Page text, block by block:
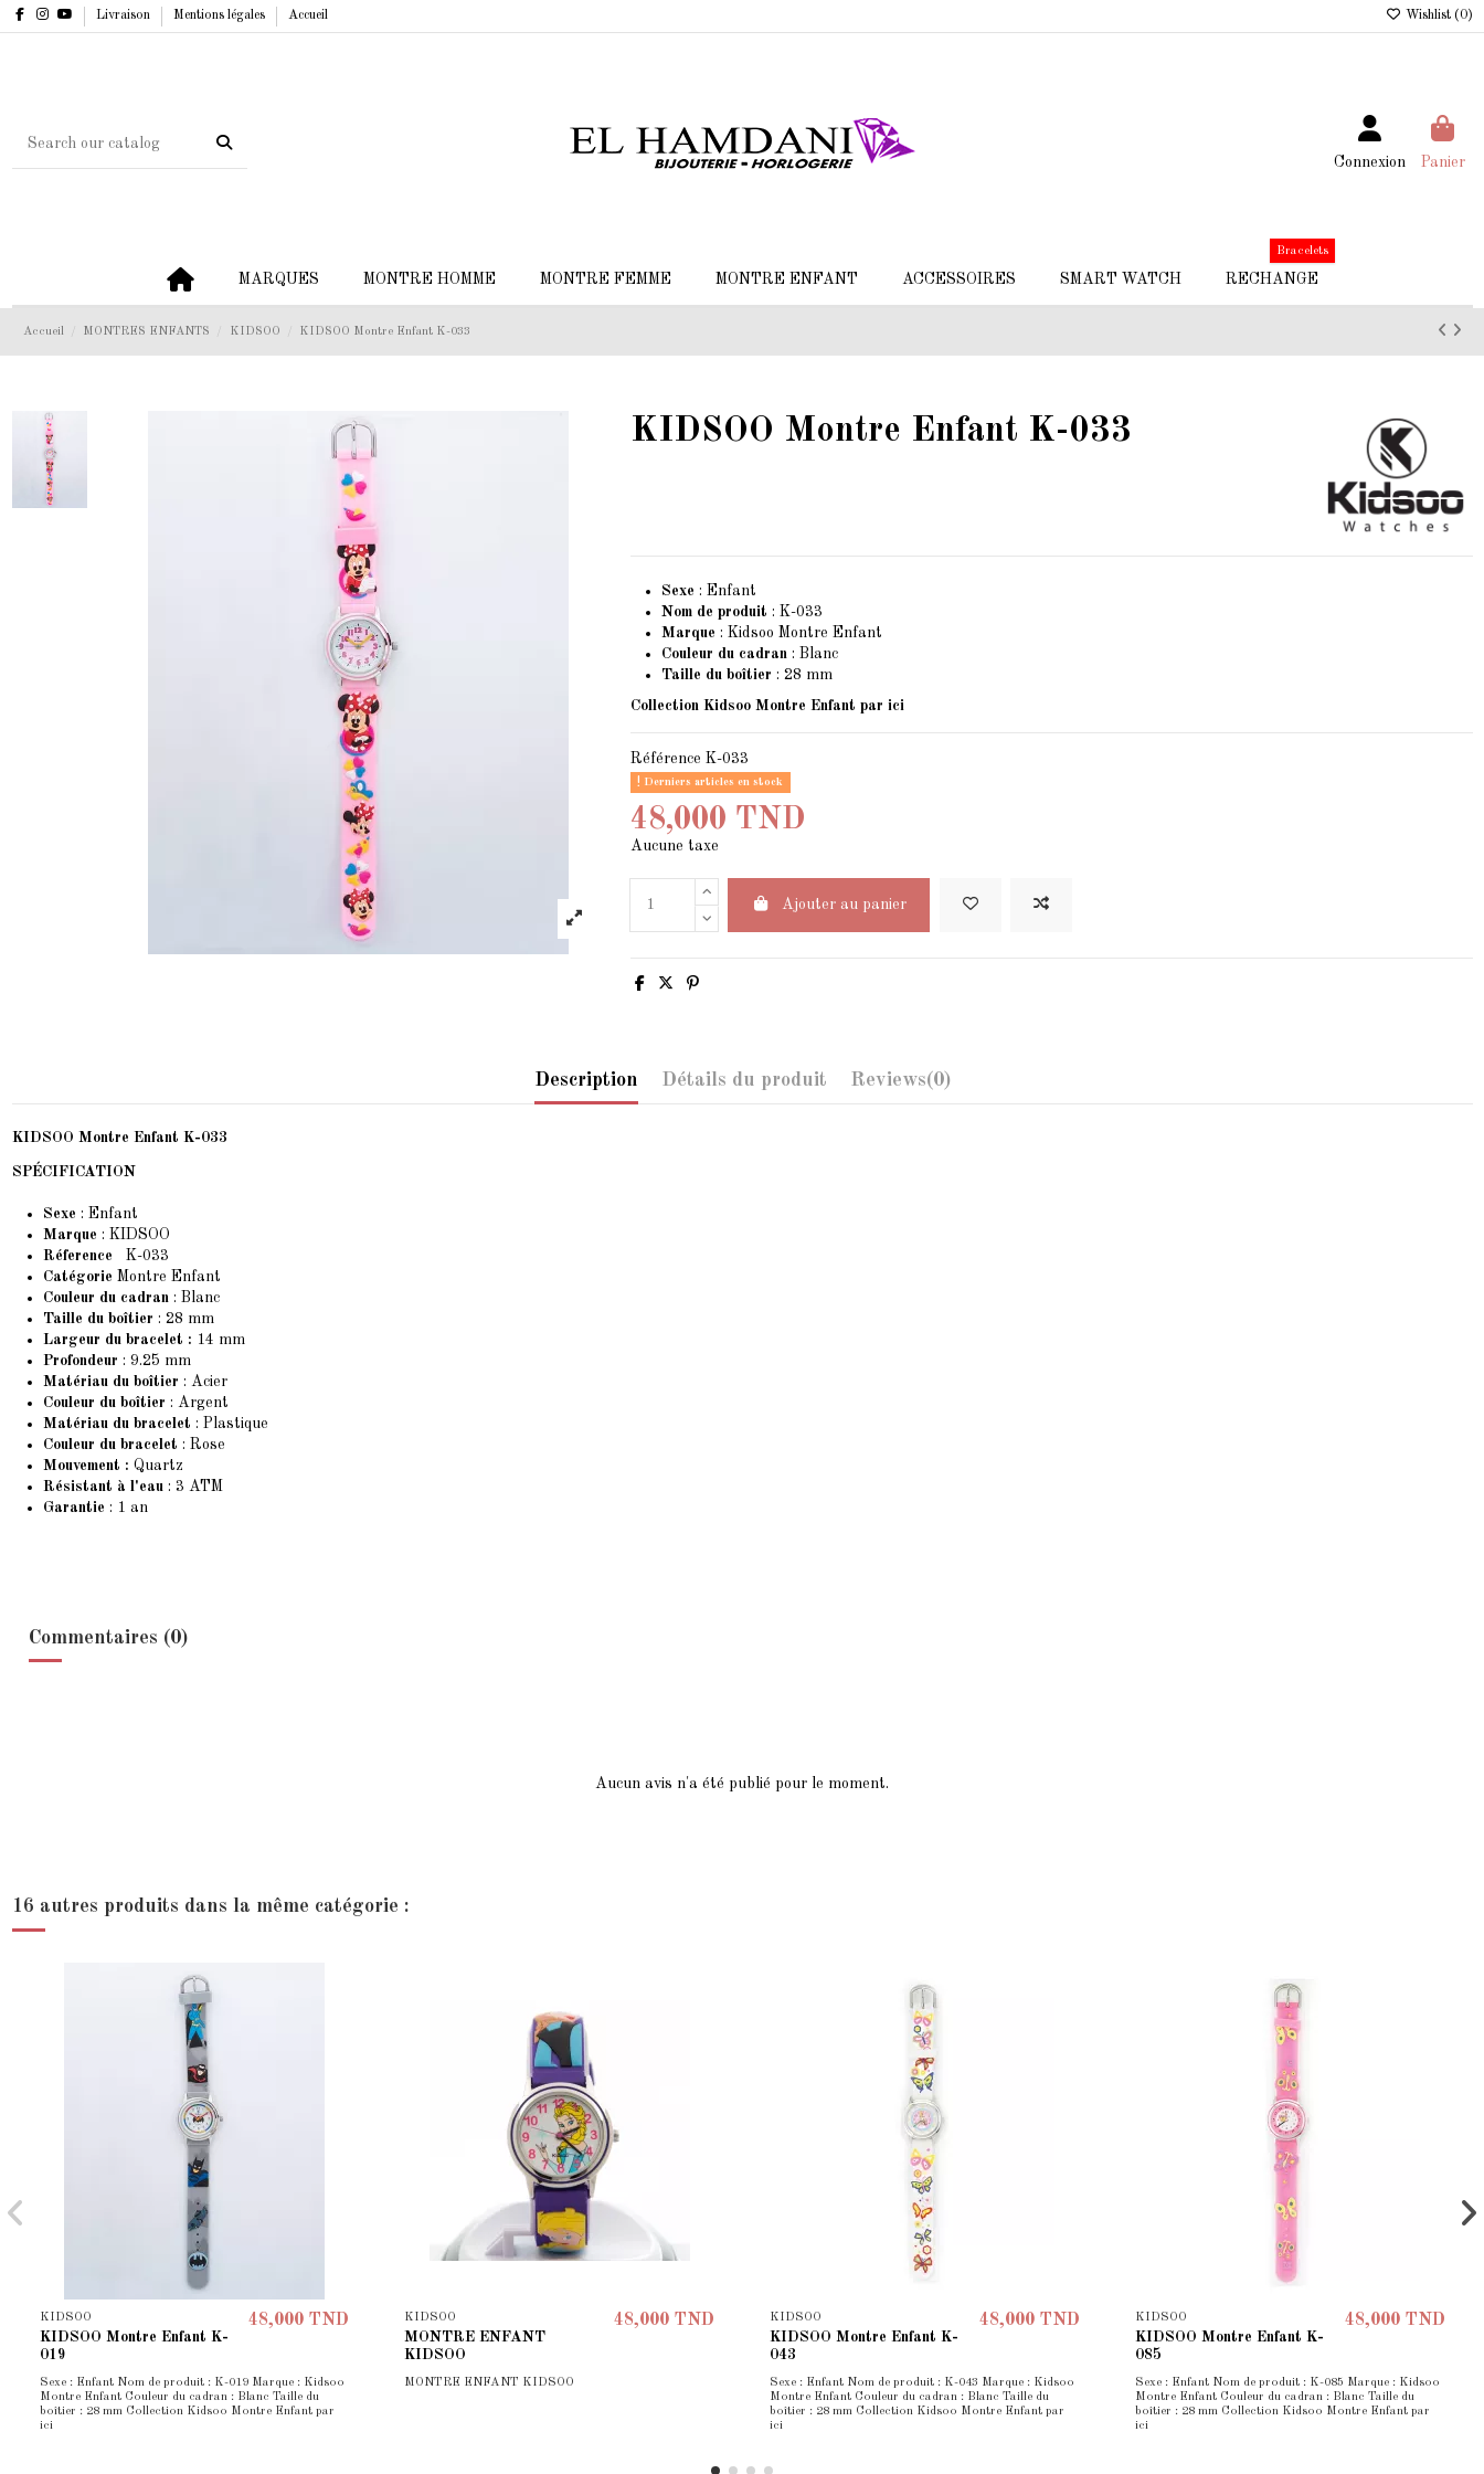
Livraison Mentions légales Accueil Wishlist (0)
Connexion Panier
MARQUES MONTRE HOMME MONTRE FEMME MONTRE ENFANT ACCESSOIRES SMART WATCH RECHANGE
Bracelets
Accueil MONTRES ENFANTS KIDSOO KIDSOO Montre Enfant K-033
KIDSOO Montre Enfant K-033
Sexe : Enfant
Nom de produit : K-033
Marque : Kidsoo Montre Enfant
Couleur du cadran: Blanc
Taille du boîtier : 28 mm
Collection Kidsoo Montre Enfant par ici
Référence K-033
Derniers articles en stock
48,000 TND
Aucune taxe
Ajouter au panier
Description Détails du produit Reviews(0)
KIDSOO Montre Enfant K-033
SPÉCIFICATION
Sexe : Enfant
Marque : KIDSOO
Réference
K-033
Catégorie Montre Enfant
Couleur du cadran: Blanc
Taille du boîtier : 28 mm
Largeur du bracelet : 14 mm
Profondeur : 9.25 mm
Matériau du boîtier : Acier
Couleur du boîtier : Argent
Matériau du bracelet : Plastique
Couleur du bracelet : Rose
Mouvement : Quartz
Résistant à l'eau: 3 ATM
Garantie : 1 an
Commentaires (0)
Aucun avis n'a été publié pour le moment.
16 autres produits dans la même catégorie :
KIDSOO
KIDSOO Montre Enfant K-
019
48,000 TND
Sexe : Enfant Nom de produit : K-019 Marque : Kidsoo
Montre Enfant Couleur du cadran : Blanc Taille du
boîtier : 28 mm Collection Kidsoo Montre Enfant par
ici
KIDSOO
MONTRE ENFANT
KIDSOO
48,000 TND
MONTRE ENFANT KIDSOO
KIDSOO
KIDSOO Montre Enfant K-
043
48,000 TND
Sexe : Enfant Nom de produit : K-043 Marque : Kidsoo
Montre Enfant Couleur du cadran : Blanc Taille du
boîtier : 28 mm Collection Kidsoo Montre Enfant par
ici
KIDSOO
KIDSOO Montre Enfant K-
085
48,000 TND
Sexe : Enfant Nom de produit : K-085 Marque : Kidsoo
Montre Enfant Couleur du cadran : Blanc Taille du
boîtier : 28 mm Collection Kidsoo Montre Enfant par
ici